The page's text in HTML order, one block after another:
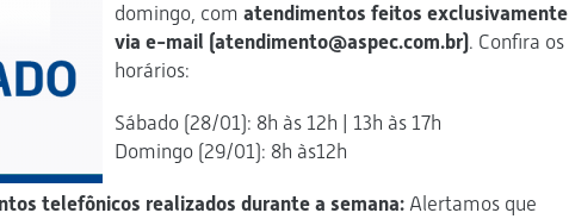
domingo, com atendimentos feitos exclusivamente
via e-mail (atendimento@aspec.com.br). Confira os
horários:
Sábado (28/01): 8h às 12h | 13h às 17h
Domingo (29/01): 8h às12h
telefônicos realizados durante a semana: Alertamos que